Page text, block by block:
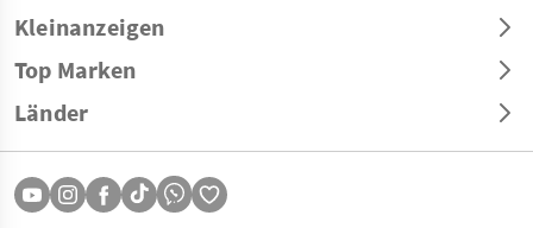
Kleinanzeigen
Top Marken
Länder